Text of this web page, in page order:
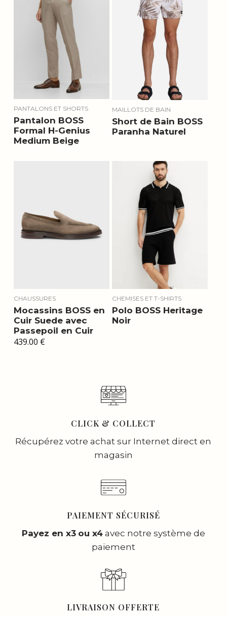
PANTALONS ET SHORTS
Pantalon BOSS
Formal H-Genius
Medium Beige
MAILLOTS DE BAIN
Short de Bain BOSS
Paranha Naturel
CHAUSSURES
Mocassins BOSS en
Cuir Suede avec
Passepoil en Cuir
439.00 €
CHEMISES ET T-SHIRTS
Polo BOSS Heritage
Noir
CLICK & COLLECT
Récupérez votre achat sur Internet direct en
magasin
PAIEMENT SÉCURISÉ
Payez en x3 ou x4avec notre système de
paiement
LIVRAISON OFFERTE